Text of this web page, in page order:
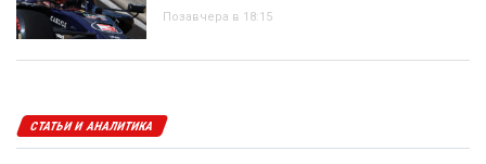
Позавчера в 18:15
СТАТЬИ И АНАЛИТИКА